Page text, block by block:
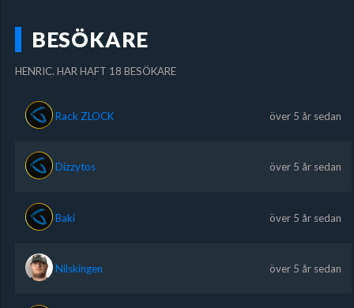
BESÖKARE
HENRIC. HAR HAFT 18 BESÖKARE
Rack ZLOCK över 5 år sedan
Dizzytos över 5 år sedan
Baki över 5 år sedan
Nilskingen över 5 år sedan